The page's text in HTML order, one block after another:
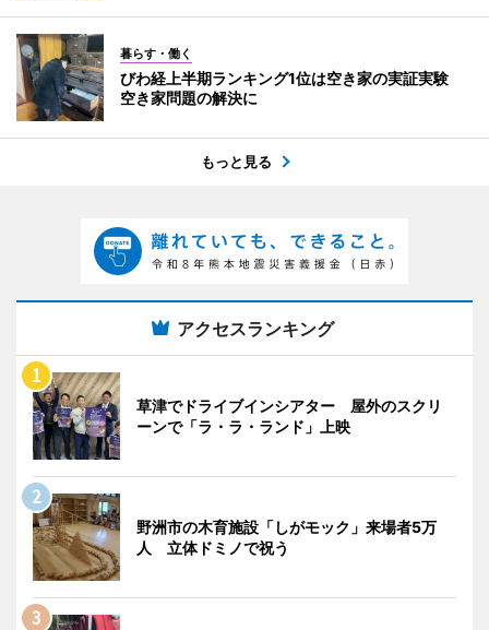
暮らす・働く
びわ経上半期ランキング1位は空き家の実証実験
空き家問題の解決に
もっと見る
アクセスランキング
草津でドライブインシアター 屋外のスクリ
ーンで「ラ・ラ・ランド」上映
野洲市の木育施設「しがモック」来場者5万
人 立体ドミノで祝う